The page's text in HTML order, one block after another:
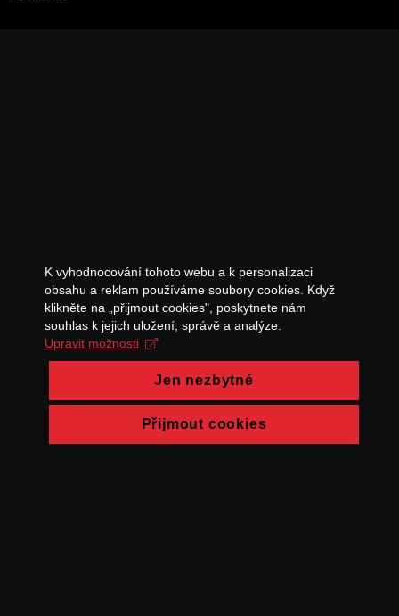
K vyhodnocování tohoto webu a k personalizaci
obsahu a reklam používáme soubory cookies. Když
klikněte na „přijmout cookies", poskytnete nám
souhlas k jejich uložení, správě a analýze.
Upravit možnosti
Jen nezbytné
Přijmout cookies